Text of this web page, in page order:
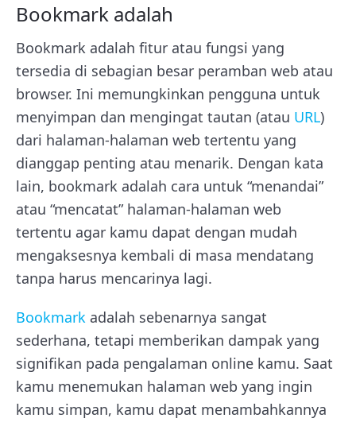
Bookmark adalah
Bookmark adalah fitur atau fungsi yang
tersedia di sebagian besar peramban web atau
browser. Ini memungkinkan pengguna untuk
menyimpan dan mengingat tautan (atau URL)
dari halaman-halaman web tertentu yang
dianggap penting atau menarik. Dengan kata
lain, bookmark adalah cara untuk “menandai”
atau “mencatat” halaman-halaman web
tertentu agar kamu dapat dengan mudah
mengaksesnya kembali di masa mendatang
tanpa harus mencarinya lagi.
Bookmark adalah sebenarnya sangat
sederhana, tetapi memberikan dampak yang
signifikan pada pengalaman online kamu. Saat
kamu menemukan halaman web yang ingin
kamu simpan, kamu dapat menambahkannya